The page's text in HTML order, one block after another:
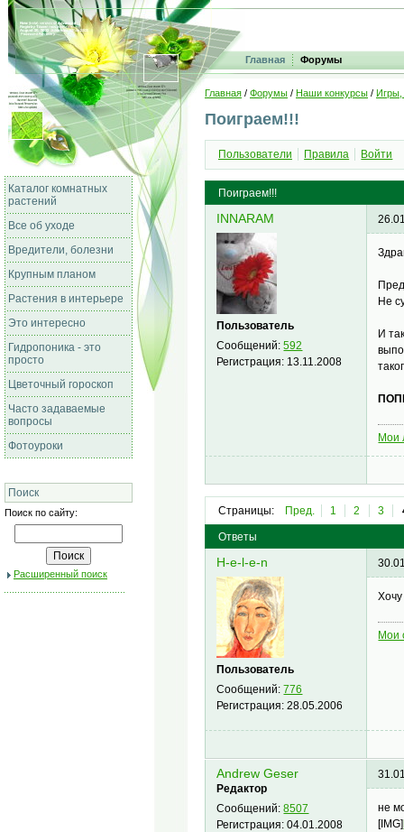
Главная Форумы
Каталог комнатных
растений
Все об уходе
Вредители, болезни
Крупным планом
Растения в интерьере
Это интересно
Гидропоника - это
просто
Цветочный гороскоп
Часто задаваемые
вопросы
Фотоуроки
Поиск
Поиск по сайту:
Расширенный поиск
Главная / Форумы / Наши конкурсы / Игры,
Поиграем!!!
Пользователи Правила Войти
Поиграем!!!
INNARAM
Пользователь
Сообщений:592
Регистрация: 13.11.2008
Не
И
Мои
Страницы: Пред. 1 2 3
Ответы
H-e-l-e-n
Пользователь
Сообщений:776
Регистрация:28.05.2006
Мои
Andrew Geser
Редактор
Сообщений:8507
Регистрация:04.01.2008
не
[IMG]